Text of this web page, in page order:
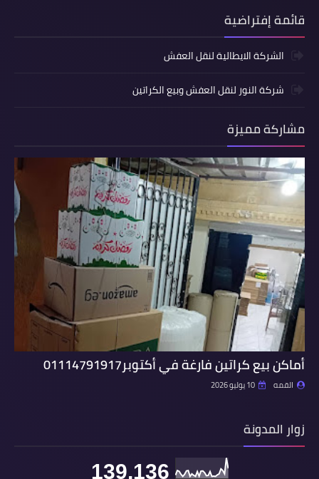
قائمة إفتراضية
الشركة الايطالية لنقل العفش
شركة النور لنقل العفش وبيع الكراتين
مشاركة مميزة
أماكن بيع كراتين فارغة في أكتوبر01114791917
القمه 10 يوليو 2026
زوار المدونة
139,136